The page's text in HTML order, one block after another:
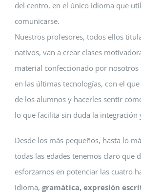
del centro, en el único idioma que
comunicarse.
Nuestros profesores, todos ellos
nativos, van a crear clases
material confeccionado por nosotros
en las últimas tecnologías, con el
de los alumnos y hacerles sentir
lo que facilita sin duda la integración
Desde los más pequeños, hasta lo
todas las edades tenemos claro que
esforzarnos en potenciar las cuatro
idioma, gramática, expresión